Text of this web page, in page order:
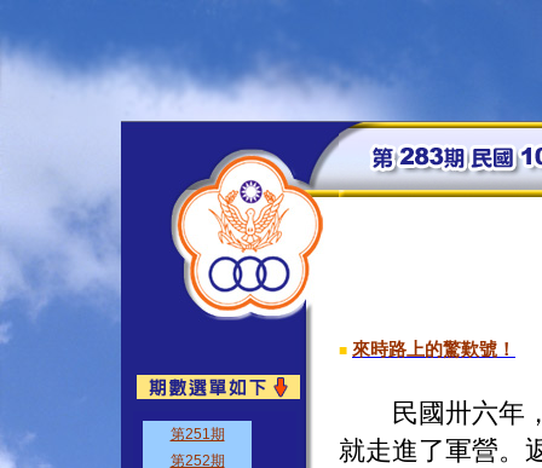
■ 來時路上的驚歎號！
民國卅六年，
就走進了軍營。